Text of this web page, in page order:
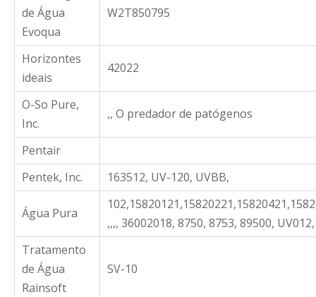
de Água
Evoqua
W2T850795
Horizontes
ideais
42022
O-So Pure,
Inc.
,, O predador de patógenos
Pentair
Pentek, Inc.
163512, UV-120, UVBB,
Água Pura
,,,, 36002018, 8750, 8753, 89500,
Tratamento
de Água
Rainsoft
SV-10